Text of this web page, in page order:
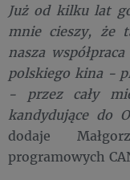
Już od kilku lat
mnie cieszy, że
nasza
polskiego kina -
- przez cały
kandydujące do
dodaje
programowych